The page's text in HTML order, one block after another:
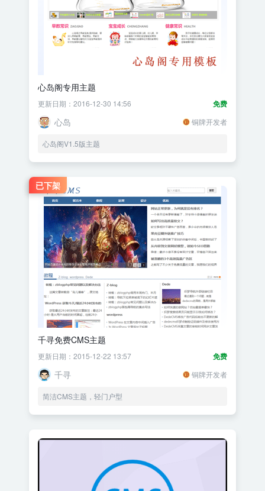
心岛阁专用主题
免费
更新日期：2016-12-30 14:56
心岛 铜牌开发者
心岛阁V1.5版主题
已下架
千寻免费CMS主题
免费
更新日期：2015-12-22 13:57
千寻 铜牌开发者
简洁CMS主题，轻门户型